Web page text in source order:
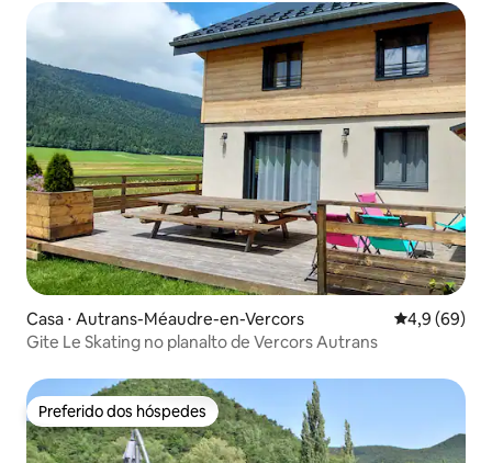
Casa ⋅ Autrans-Méaudre-en-Vercors 4,9 de uma
4,9 (69)
Gite Le Skating no planalto de Vercors Autrans
Preferido dos hóspedes
Preferido dos hóspedes